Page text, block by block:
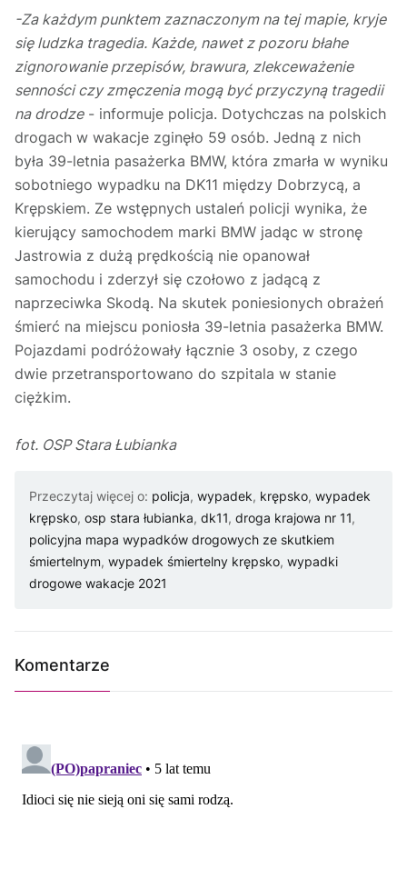
-Za każdym punktem zaznaczonym na tej mapie, kryje
się ludzka tragedia. Każde, nawet z pozoru błahe
zignorowanie przepisów, brawura, zlekceważenie
senności czy zmęczenia mogą być przyczyną tragedii
na drodze- informuje policja. Dotychczas na polskich
drogach w wakacje zginęło 59 osób. Jedną z nich
była 39-letnia pasażerka BMW, która zmarła w wyniku
sobotniego wypadku na DK11 między Dobrzycą, a
Krępskiem. Ze wstępnych ustaleń policji wynika, że
kierujący samochodem marki BMW jadąc w stronę
Jastrowia z dużą prędkością nie opanował
samochodu i zderzył się czołowo z jadącą z
naprzeciwka Skodą. Na skutek poniesionych obrażeń
śmierć na miejscu poniosła 39-letnia pasażerka BMW.
Pojazdami podróżowały łącznie 3 osoby, z czego
dwie przetransportowano do szpitala w stanie
ciężkim.
fot. OSP Stara Łubianka
Przeczytaj więcej o: policja, wypadek, krępsko, wypadek
krępsko, osp stara łubianka, dk11, droga krajowa nr 11,
policyjna mapa wypadków drogowych ze skutkiem
śmiertelnym, wypadek śmiertelny krępsko, wypadki
drogowe wakacje 2021
Komentarze